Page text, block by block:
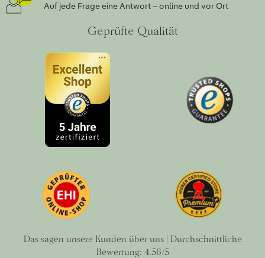
Auf jede Frage eine Antwort – online und vor Ort
Geprüfte Qualität
Das sagen unsere Kunden über uns | Durchschnittliche
Bewertung: 4.56/5